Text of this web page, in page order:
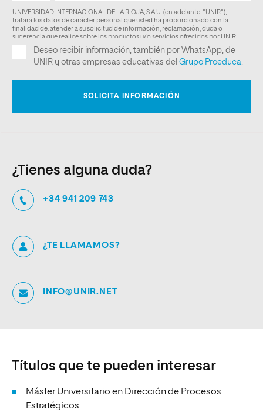
¿Tienes alguna duda?
+34 941 209 743
¿TE LLAMAMOS?
INFO@UNIR.NET
Títulos que te pueden interesar
Máster Universitario en Dirección de Procesos
Estratégicos